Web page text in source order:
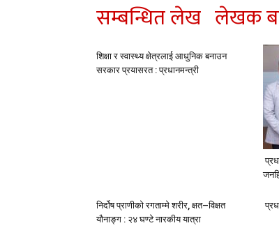
सम्बन्धित लेख लेखक
शिक्षा र स्वास्थ्य क्षेत्रलाई आधुनिक बनाउन
सरकार प्रयासरत : प्रधानमन्त्री
निर्दोष प्राणीको रगताम्मे शरीर, क्षत–विक्षत
यौनाङ्ग : २४ घण्टे नारकीय यात्रा